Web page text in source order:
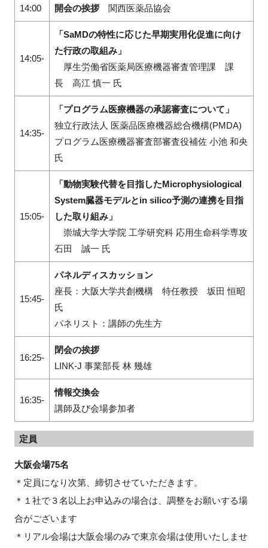
14:00 開会の挨拶 関西医薬品協会
14:05-
「SaMDの特性に応じた早期実用化促進に向け
た行政の取組み」
厚生労働省医薬局医療機器審査管理課 課
長 高江 慎一 氏
14:35-
「プログラム医療機器の承認審査について」
独立行政法人 医薬品医療機器総合機構(PMDA)
プログラム医療機器審査部審査役補佐 小池 和央
氏
15:05-
「動物実験代替を目指したMicrophysiological
System臓器モデルとin silico予測の連携を目指
した取り組み」
崇城大学大学院 工学研究科 応用生命科学専攻
石田 誠一 氏
15:45-
パネルディスカッション
座長：大阪大学共創機構 特任教授 坂田 恒昭
氏
パネリスト：講師の先生方
16:25-
閉会の挨拶
LINK-J 事業部長 林 幾雄
16:35-
情報交換会
講師及び会場参加者
定員
大阪会場75名
＊定員になり次第、締切させていただきます。
＊１社で３名以上お申込みの場合は、調整をお願いする場
合がございます
＊リアル会場は大阪会場のみで東京会場は使用いたしませ